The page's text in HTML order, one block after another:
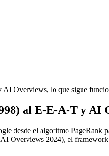
Overviews, lo que sigue
al E-E-A-T y
desde el algoritmo
2024), el